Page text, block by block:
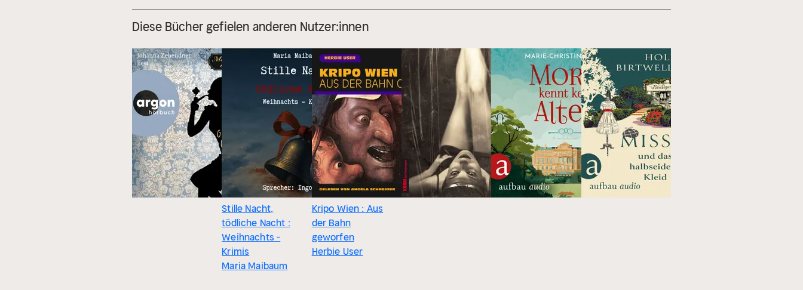
Diese Bücher gefielen anderen Nutzer:innen
Stille Nacht,
tödliche Nacht :
Weihnachts -
Krimis
Maria Maibaum
Kripo Wien : Aus
der Bahn
geworfen
Herbie User